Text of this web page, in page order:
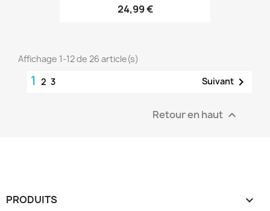
24,99 €
Affichage 1-12 de 26 article(s)
1 2 3 Suivant 
Retour en haut 
PRODUITS 